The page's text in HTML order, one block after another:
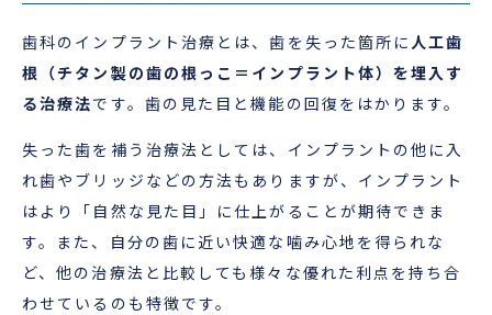
歯科のインプラント治療とは、歯を失った箇所に人工歯
根（チタン製の歯の根っこ＝インプラント体）を埋入す
る治療法です。歯の見た目と機能の回復をはかります。
失った歯を補う治療法としては、インプラントの他に入
れ歯やブリッジなどの方法もありますが、インプラント
はより「自然な見た目」に仕上がることが期待できま
す。また、自分の歯に近い快適な噛み心地を得られな
ど、他の治療法と比較しても様々な優れた利点を持ち合
わせているのも特徴です。